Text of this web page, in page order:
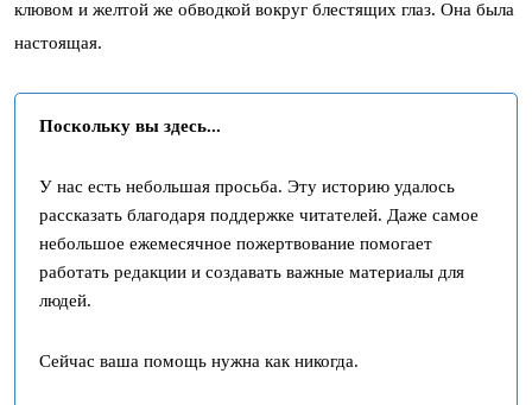
клювом и желтой же обводкой вокруг блестящих глаз. Она была
настоящая.
Поскольку вы здесь...
У нас есть небольшая просьба. Эту историю удалось
рассказать благодаря поддержке читателей. Даже самое
небольшое ежемесячное пожертвование помогает
работать редакции и создавать важные материалы для
людей.
Сейчас ваша помощь нужна как никогда.